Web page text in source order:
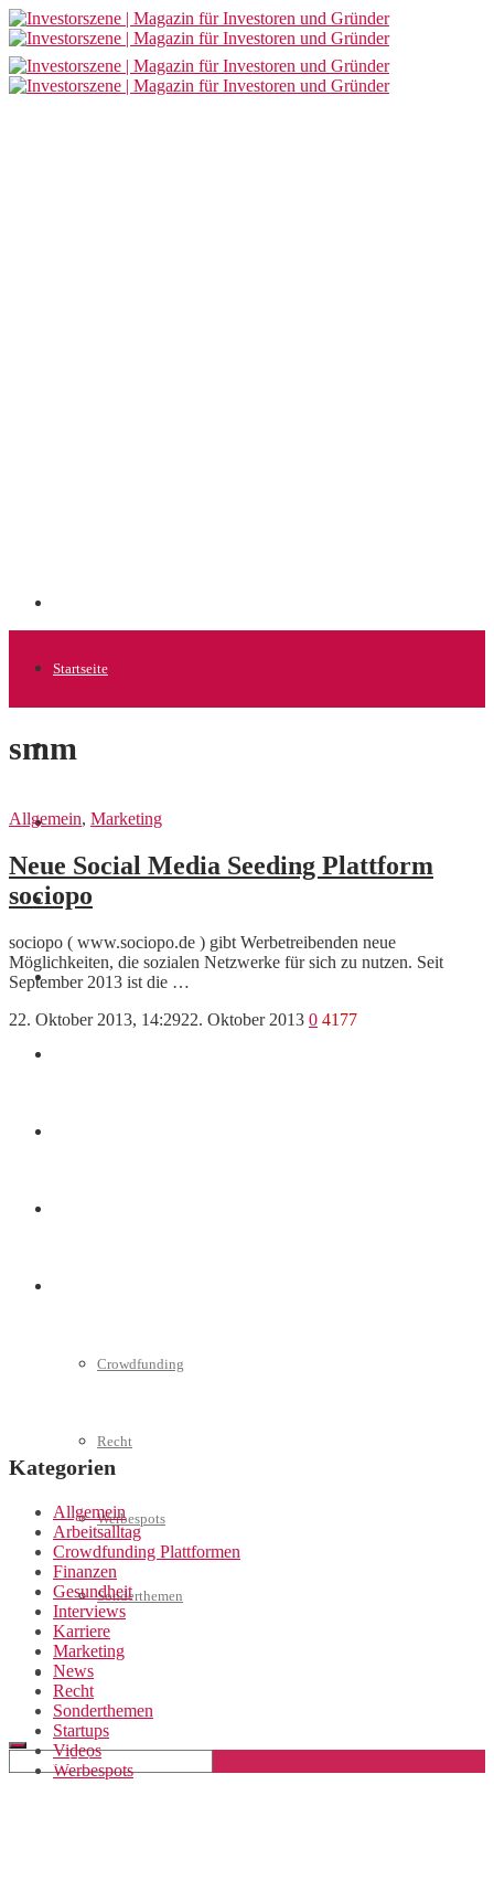
Startseite
Allgemein
Startups
News
Finanzen
Crowdfunding
Recht
Werbespots
Sonderthemen
Geschäftskonto eröffnen
smm
Allgemein, Marketing
Neue Social Media Seeding Plattform
sociopo
sociopo ( www.sociopo.de ) gibt Werbetreibenden neue
Möglichkeiten, die sozialen Netzwerke für sich zu nutzen. Seit
September 2013 ist die …
22. Oktober 2013, 14:2922. Oktober 2013 0 4177
Kategorien
Allgemein
Arbeitsalltag
Crowdfunding Plattformen
Finanzen
Gesundheit
Interviews
Karriere
Marketing
News
Recht
Sonderthemen
Startups
Videos
Werbespots